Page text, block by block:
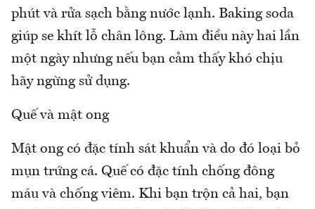
phút và rửa sạch bằng nước lạnh. Baking soda
giúp se khít lỗ chân lông. Làm điều này hai lần
một ngày nhưng nếu bạn cảm thấy khó chịu
hãy ngừng sử dụng.
Quế và mật ong
Mật ong có đặc tính sát khuẩn và do đó loại bỏ
mụn trứng cá. Quế có đặc tính chống đông
máu và chống viêm. Khi bạn trộn cả hai, bạn